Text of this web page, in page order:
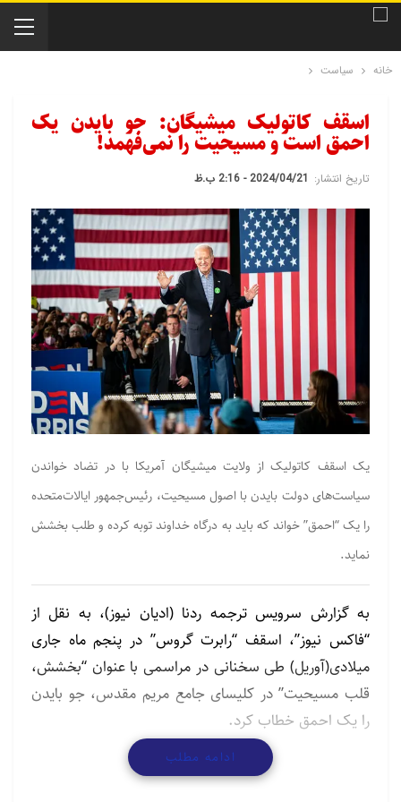
خانه سیاست
اسقف کاتولیک میشیگان: جو بایدن یک
احمق است و مسیحیت را نمی‌فهمد!
تاریخ انتشار: 2024/04/21 - 2:16 ب.ظ
یک اسقف کاتولیک از ولایت میشیگان آمریکا با در تضاد خواندن
سیاست‌های دولت بایدن با اصول مسیحیت، رئیس‌جمهور ایالات‌متحده
را یک “احمق” خواند که باید به درگاه خداوند توبه کرده و طلب بخشش
نماید.
به گزارش سرویس ترجمه ردنا (ادیان نیوز)، به نقل از
“فاکس نیوز”، اسقف “رابرت گروس” در پنجم ماه جاری
میلادی(آوریل) طی سخنانی در مراسمی با عنوان “بخشش،
قلب مسیحیت” در کلیسای جامع مریم مقدس، جو بایدن
را یک احمق خطاب کرد.
اسقف رابرت گروس از خداوند بابت حماقت رئیس جمهور
آمریکا طلب بخشش کرد.
ادامه مطلب